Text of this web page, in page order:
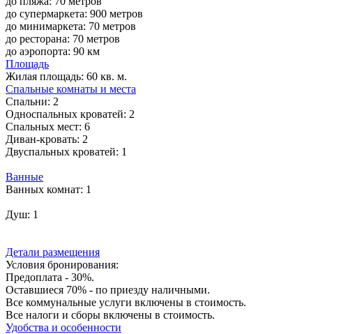
до супермаркета: 900 метров
до минимаркета: 70 метров
до ресторана: 70 метров
до аэропорта: 90 км
Площадь
Жилая площадь: 60 кв. м.
Спальные комнаты и места
Спальни: 2
Односпальных кроватей: 2
Спальных мест: 6
Диван-кровать: 2
Двуспальных кроватей: 1
Ванные
Ванных комнат: 1
Душ: 1
Детали размещения
Условия бронирования:
Предоплата - 30%.
Оставшиеся 70% - по приезду наличными.
Все коммунальные услуги включены в стоимость.
Все налоги и сборы включены в стоимость.
Удобства и особенности